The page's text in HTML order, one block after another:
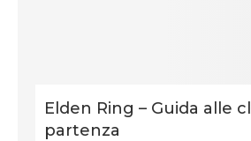
Elden Ring – Guida alle
partenza